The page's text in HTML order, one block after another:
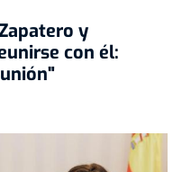
y
con él: